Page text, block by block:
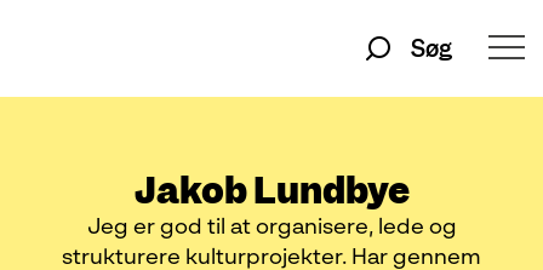
Søg
Jakob Lundbye
Jeg er god til at organisere, lede og
strukturere kulturprojekter. Har gennem